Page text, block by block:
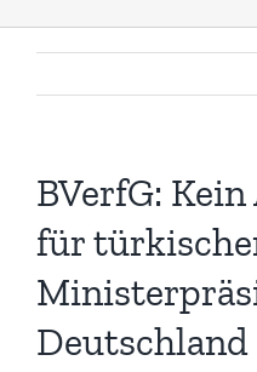
BVerfG:
für
Deutschland